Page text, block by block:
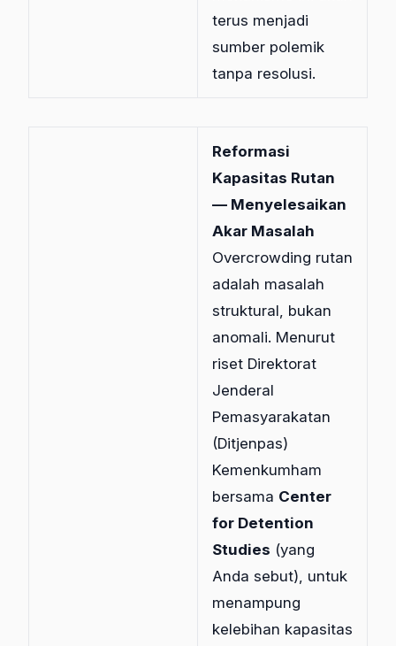
terus menjadi
sumber polemik
tanpa resolusi.
Reformasi
Kapasitas Rutan
— Menyelesaikan
Akar Masalah
Overcrowding rutan
adalah masalah
struktural, bukan
anomali. Menurut
riset Direktorat
Jenderal
Pemasyarakatan
(Ditjenpas)
Kemenkumham
bersama Center
for Detention
Studies (yang
Anda sebut), untuk
menampung
kelebihan kapasitas